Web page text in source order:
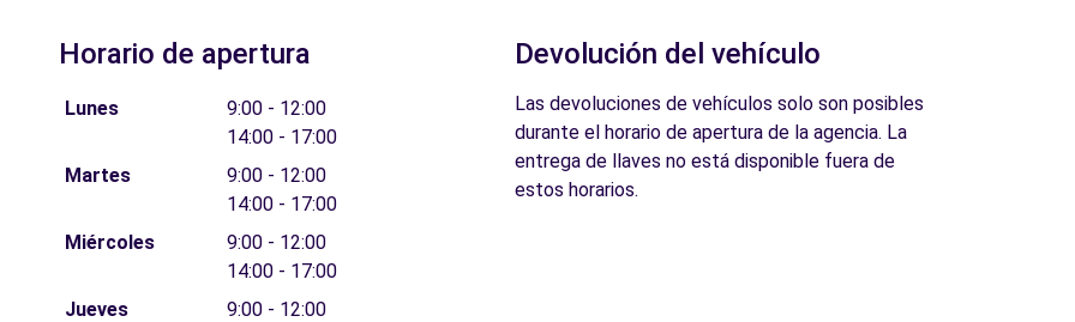
Horario de apertura
Lunes
9:00 - 12:00
14:00 - 17:00
Martes
9:00 - 12:00
14:00 - 17:00
Miércoles
9:00 - 12:00
14:00 - 17:00
Jueves
9:00 - 12:00
Devolución del vehículo
Las devoluciones de vehículos solo son posibles
durante el horario de apertura de la agencia. La
entrega de llaves no está disponible fuera de
estos horarios.